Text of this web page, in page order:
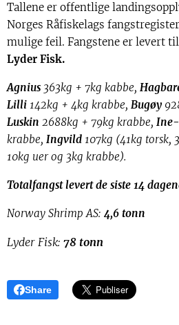
Tallene er offentlige
Norges Råfiskelags
mulige feil. Fangstene er levert til
Lyder Fisk.
Agnius 363kg + 7kg kabbe,
Lilli 142kg + 4kg krabbe, Bugøy
Luskin 2688kg + 79kg krabbe,
krabbe, Ingvild 107kg (41kg torsk,
10kg uer og 3kg krabbe).
Totalfangst levert de siste 14
Norway Shrimp AS: 4,6 tonn
Lyder Fisk: 78 tonn
Share